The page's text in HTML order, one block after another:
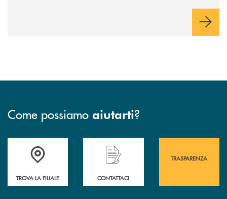
Come possiamo aiutarti?
Accedi all' elenco completo&nbsp; delle&nbsp; filiali&nbsp; di Banca
TROVA LA FILIALE
Hai bisogno di assistenza immediata?
CONTATTACI
TRASPARENZA